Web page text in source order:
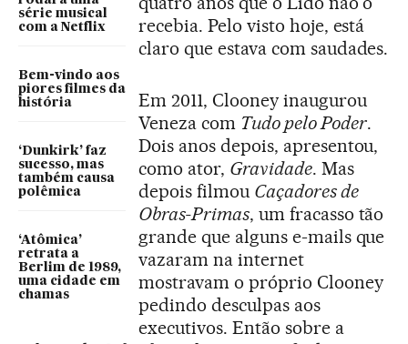
série musical
com a Netflix
Bem-vindo aos
piores filmes da
história
‘Dunkirk’ faz
sucesso, mas
também causa
polêmica
‘Atômica’
retrata a
Berlim de 1989,
uma cidade em
chamas
recebia. Pelo visto hoje, está
claro que estava com saudades.
Em 2011, Clooney inaugurou
Veneza com Tudo pelo Poder.
Dois anos depois, apresentou,
como ator, Gravidade. Mas
depois filmou Caçadores de
Obras-Primas, um fracasso tão
grande que alguns e-mails que
vazaram na internet
mostravam o próprio Clooney
pedindo desculpas aos
executivos. Então sobre a